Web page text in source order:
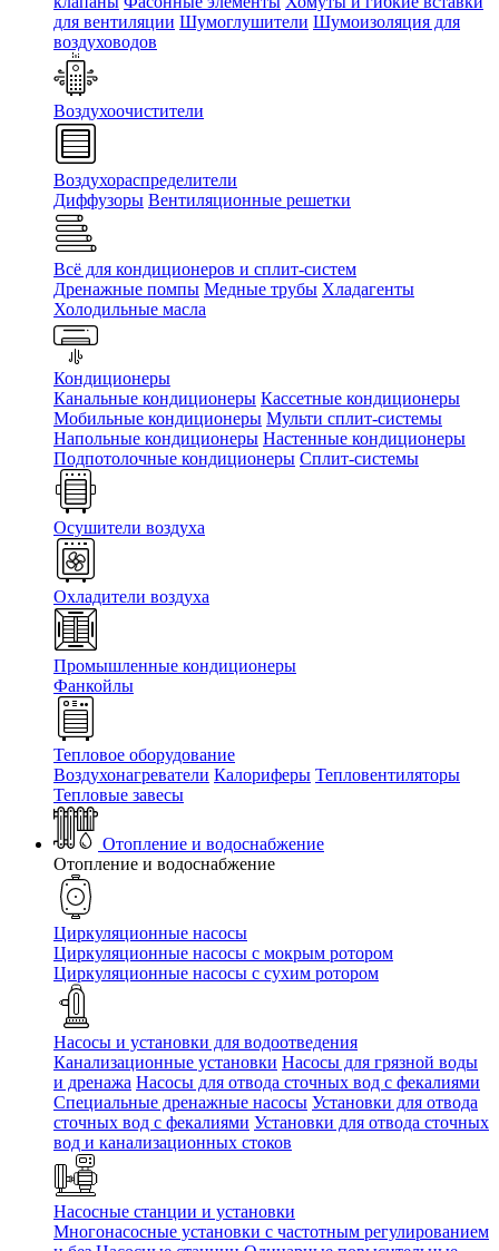
для вентиляции Шумоглушители Шумоизоляция для
воздуховодов
Воздухоочистители
Воздухораспределители
Диффузоры Вентиляционные решетки
Всё для кондиционеров и сплит-систем
Дренажные помпы Медные трубы Хладагенты
Холодильные масла
Кондиционеры
Канальные кондиционеры Кассетные кондиционеры
Мобильные кондиционеры Мульти сплит-системы
Напольные кондиционеры Настенные кондиционеры
Подпотолочные кондиционеры Сплит-системы
Осушители воздуха
Охладители воздуха
Промышленные кондиционеры
Фанкойлы
Тепловое оборудование
Воздухонагреватели Калориферы Тепловентиляторы
Тепловые завесы
Отопление и водоснабжение
Отопление и водоснабжение
Циркуляционные насосы
Циркуляционные насосы с мокрым ротором
Циркуляционные насосы с сухим ротором
Насосы и установки для водоотведения
Канализационные установки Насосы для грязной воды
и дренажа Насосы для отвода сточных вод c фекалиями
Специальные дренажные насосы Установки для отвода
сточных вод c фекалиями Установки для отвода сточных
вод и канализационных стоков
Насосные станции и установки
Многонасосные установки с частотным регулированием